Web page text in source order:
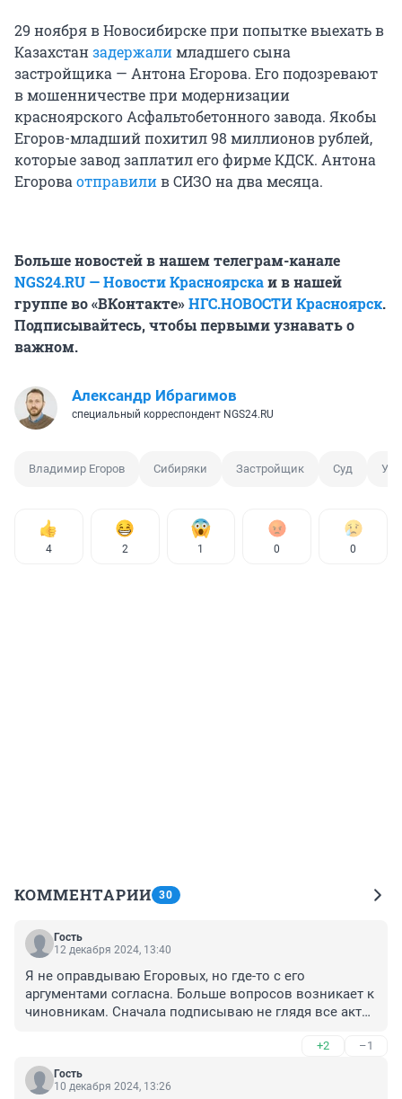
29 ноября в Новосибирске при попытке выехать в
Казахстанзадержалимладшего сына
застройщика — Антона Егорова. Его подозревают
в мошенничестве при модернизации
красноярского Асфальтобетонного завода. Якобы
Егоров-младший похитил 98 миллионов рублей,
которые завод заплатил его фирме КДСК. Антона
Егороваотправилив СИЗО на два месяца.
Больше новостей в нашем телеграм-канале
NGS24.RU — Новости Красноярскаи в нашей
группе во «ВКонтакте»НГС.НОВОСТИ Красноярск.
Подписывайтесь, чтобы первыми узнавать о
важном.
Александр Ибрагимов
специальный корреспондент NGS24.RU
Владимир Егоров Сибиряки Застройщик Суд
4 2 1 0 0
КОММЕНТАРИИ 30
Гость
12 декабря 2024, 13:40
Я не оправдываю Егоровых, но где-то с его
аргументами согласна. Больше вопросов возникает к
чиновникам. Сначала подписываю не глядя все акты,
бюджета, а спустя время просыпаются и открывают
глаза. Оказывается, цены завышены, материалы не
те, что указаны в смете, часть работ вообще не
+2 –1
Гость
10 декабря 2024, 13:26